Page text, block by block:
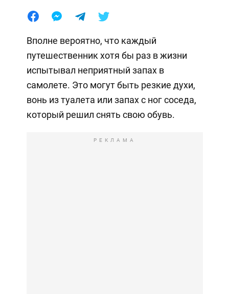
Вполне вероятно, что каждый
путешественник хотя бы раз в жизни
испытывал неприятный запах в
самолете. Это могут быть резкие духи,
вонь из туалета или запах с ног соседа,
который решил снять свою обувь.
РЕКЛАМА